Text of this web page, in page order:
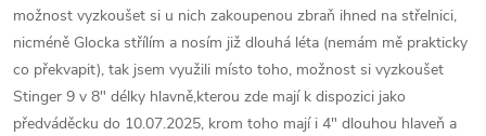
možnost vyzkoušet si u nich zakoupenou zbraň ihned na střelnici,
nicméně Glocka střílím a nosím již dlouhá léta (nemám mě prakticky
co překvapit), tak jsem využili místo toho, možnost si vyzkoušet
Stinger 9 v 8" délky hlavně,kterou zde mají k dispozici jako
předváděcku do 10.07.2025, krom toho mají i 4" dlouhou hlaveň a